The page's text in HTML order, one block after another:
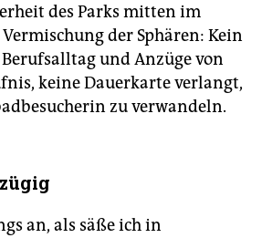
des Parks mitten im
der Sphären: Kein
und Anzüge von
keine Dauerkarte verlangt,
zu verwandeln.
an, als säße ich in